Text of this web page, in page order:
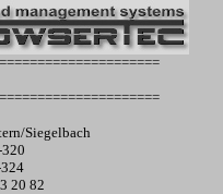
Siegelbach
20 82